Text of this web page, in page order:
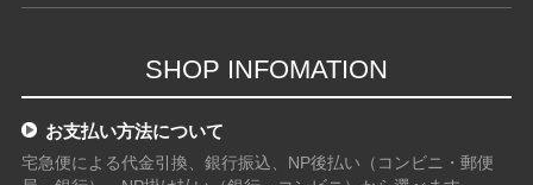
SHOP INFOMATION
お支払い方法について
宅急便による代金引換、銀行振込、NP後払い（コンビニ・郵便